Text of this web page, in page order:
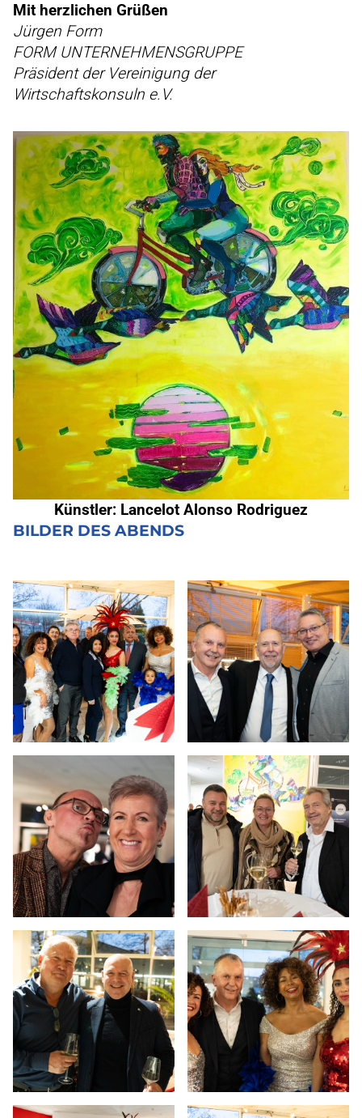
Mit herzlichen Grüßen
Jürgen Form
FORM UNTERNEHMENSGRUPPE
Präsident der Vereinigung der
Wirtschaftskonsuln e.V.
Künstler: Lancelot Alonso Rodriguez
BILDER DES ABENDS